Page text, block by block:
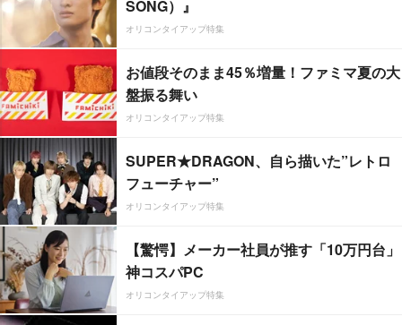
SONG）』
オリコンタイアップ特集
お値段そのまま45％増量！ファミマ夏の大
盤振る舞い
オリコンタイアップ特集
SUPER★DRAGON、自ら描いた”レトロ
フューチャー”
オリコンタイアップ特集
【驚愕】メーカー社員が推す「10万円台」
神コスパPC
オリコンタイアップ特集